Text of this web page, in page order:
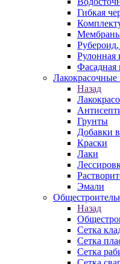
Гибкая
Рулонная
Лакокрасочные
Назад
Грунты
Добавки
Краски
Лаки
Эмали
Назад
Сетка
Сетка
Сетка